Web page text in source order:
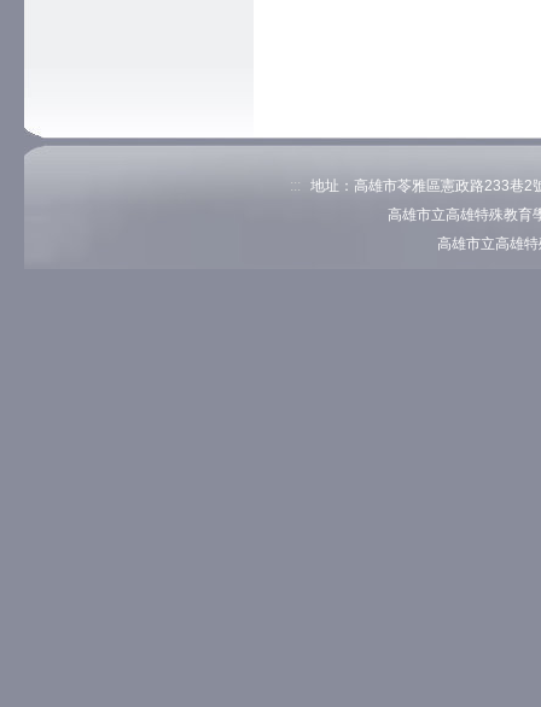
:::
地址：高雄市苓雅區憲政路233巷
高雄市立高雄特殊教育
高雄市立高雄